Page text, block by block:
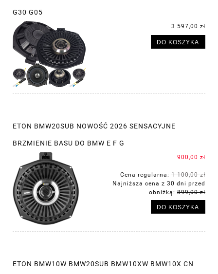
G30 G05
3 597,00 zł
DO KOSZYKA
ETON BMW20SUB NOWOŚĆ 2026 SENSACYJNE
BRZMIENIE BASU DO BMW E F G
900,00 zł
Cena regularna: 1 100,00 zł
Najniższa cena z 30 dni przed
obniżką: 899,00 zł
DO KOSZYKA
ETON BMW10W BMW20SUB BMW10XW BMW10X CN